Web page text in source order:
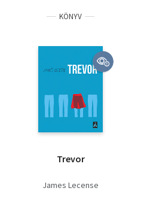
KÖNYV
Trevor
James Lecense